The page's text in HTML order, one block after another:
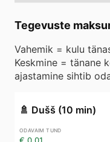
Tegevuste
Vahemik = kulu
Keskmine = tänane
ajastamine sihtib
🚿 Dušš (10 min)